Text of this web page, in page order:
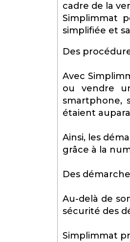
cadre de la
Simplimmat
simplifiée et
Des
Avec
ou vendre
smartphone,
étaient
Ainsi, les
grâce à la
Des
Au-delà de
sécurité des
Simplimmat